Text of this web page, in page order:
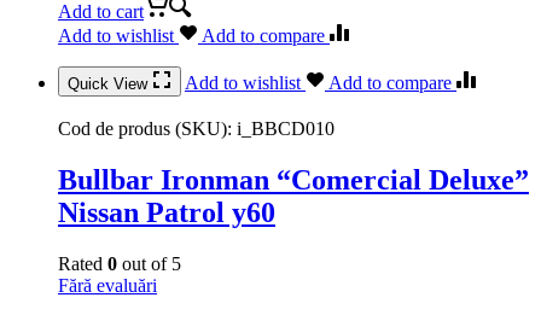
Add to cart
Add to wishlist
Add to compare
Quick View Add to wishlist Add to compare
Cod de produs (SKU): i_BBCD010
Bullbar Ironman “Comercial Deluxe”
Nissan Patrol y60
Rated 0 out of 5
Fără evaluări